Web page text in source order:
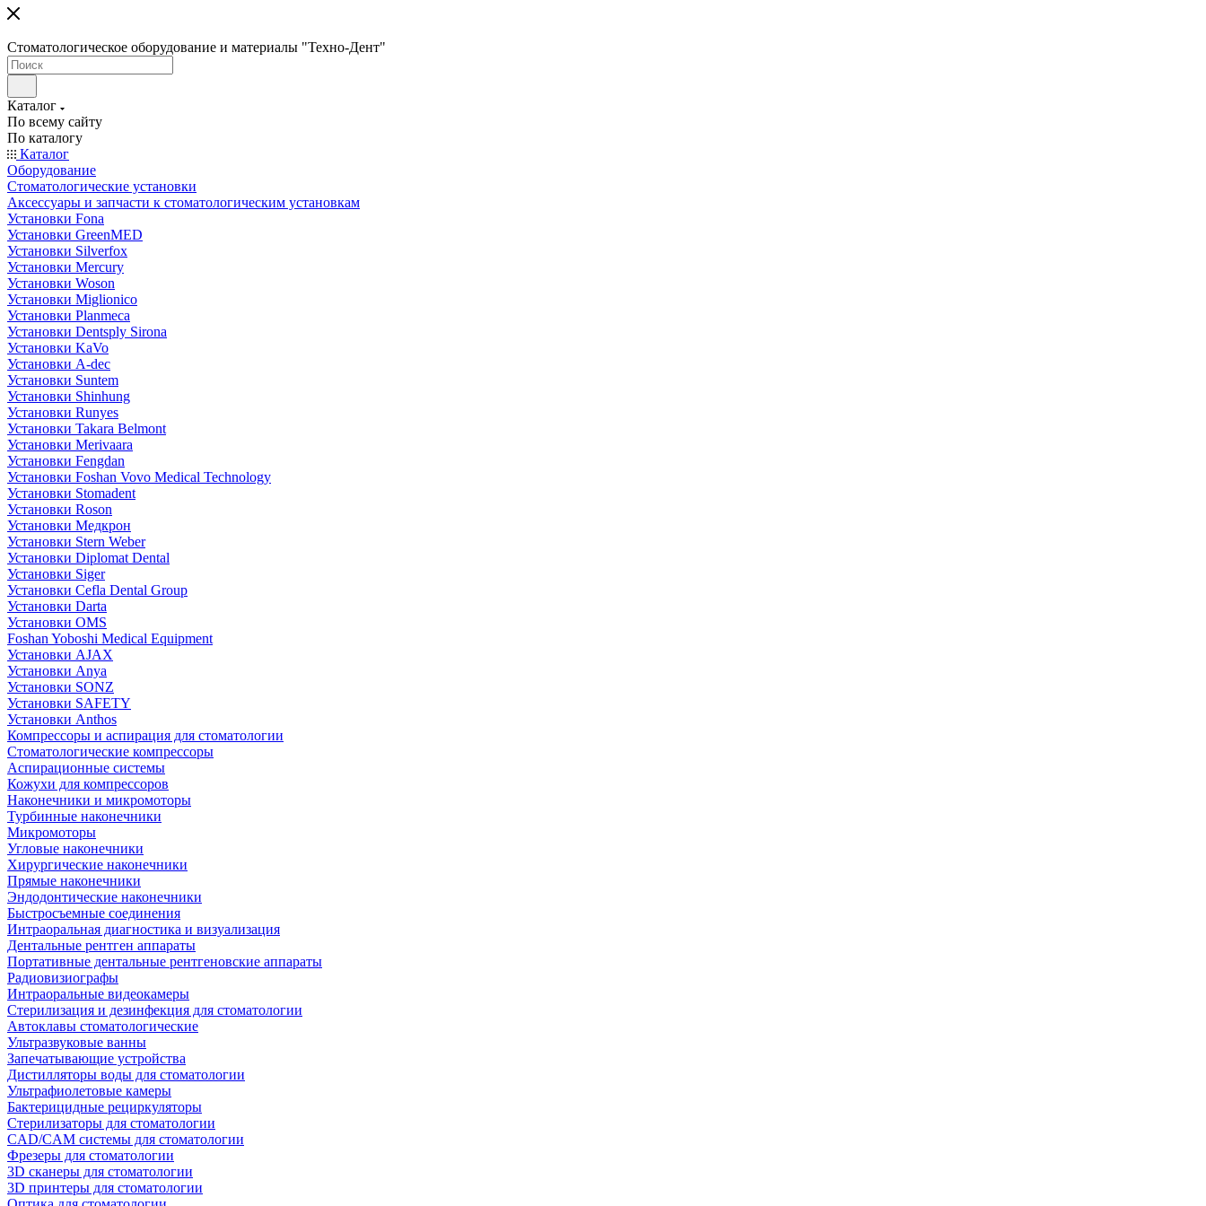
Стоматологическое оборудование и материалы "Техно-Дент"
Каталог
По всему сайту
По каталогу
Каталог
Оборудование
Стоматологические установки
Аксессуары и запчасти к стоматологическим установкам
Установки Fona
Установки GreenMED
Установки Silverfox
Установки Mercury
Установки Woson
Установки Miglionico
Установки Planmeca
Установки Dentsply Sirona
Установки KaVo
Установки A-dec
Установки Suntem
Установки Shinhung
Установки Runyes
Установки Takara Belmont
Установки Merivaara
Установки Fengdan
Установки Foshan Vovo Medical Technology
Установки Stomadent
Установки Roson
Установки Медкрон
Установки Stern Weber
Установки Diplomat Dental
Установки Siger
Установки Cefla Dental Group
Установки Darta
Установки OMS
Foshan Yoboshi Medical Equipment
Установки AJAX
Установки Anya
Установки SONZ
Установки SAFETY
Установки Anthos
Компрессоры и аспирация для стоматологии
Стоматологические компрессоры
Аспирационные системы
Кожухи для компрессоров
Наконечники и микромоторы
Турбинные наконечники
Микромоторы
Угловые наконечники
Хирургические наконечники
Прямые наконечники
Эндодонтические наконечники
Быстросъемные соединения
Интраоральная диагностика и визуализация
Дентальные рентген аппараты
Портативные дентальные рентгеновские аппараты
Радиовизиографы
Интраоральные видеокамеры
Стерилизация и дезинфекция для стоматологии
Автоклавы стоматологические
Ультразвуковые ванны
Запечатывающие устройства
Дистилляторы воды для стоматологии
Ультрафиолетовые камеры
Бактерицидные рециркуляторы
Стерилизаторы для стоматологии
CAD/CAM системы для стоматологии
Фрезеры для стоматологии
3D cканеры для стоматологии
3D принтеры для стоматологии